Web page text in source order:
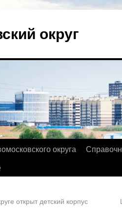
округ
округа
открыт детский корпус